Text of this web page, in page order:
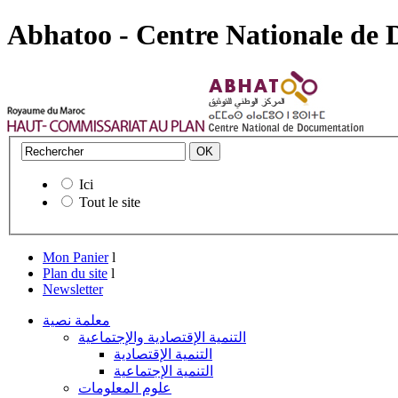
Abhatoo - Centre Nationale de
Ici
Tout le site
Mon Panier l
Plan du site l
Newsletter
معلمة نصية
التنمية الإقتصادية والإجتماعية
التنمية الإقتصادية
التنمية الإجتماعية
علوم المعلومات